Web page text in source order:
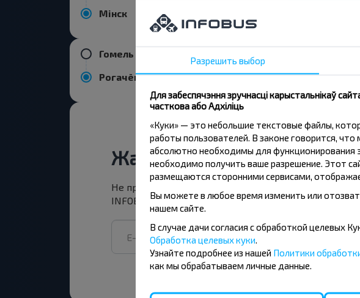
Мінск
Гомель
Рогачёв
Жадаеце падарожнічаць
Не прапусці спецыяльныя акцыі, зніжкі і іншыя
INFOBUS. Падпішыся на атрыманне навін і
Разрешить выбор
Для забеспячэння зручнасці карыстальнікаў
часткова або Адхіліць
«Куки» — это небольшие текстовые файлы,
работы пользователей. В законе говорится,
абсолютно необходимы для функционирования
необходимо получить ваше разрешение. Этот
размещаются сторонними сервисами,
Вы можете в любое время изменить или
нашем сайте.
В случае дачи согласия с обработкой целевых
Обработка целевых куки
Узнайте подробнее из нашей Политики
как мы обрабатываем личные данные.